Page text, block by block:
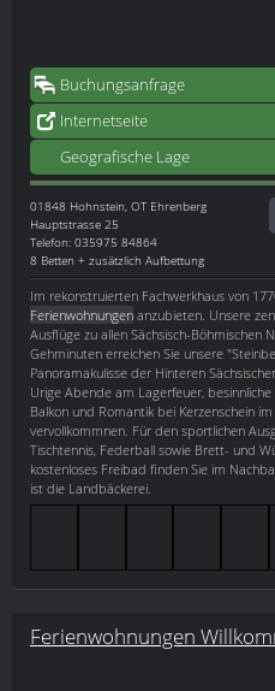
Buchungsanfrage
Internetseite
Geografische Lage
01848 Hohnstein, OT Ehrenberg
Hauptstrasse 25
Telefon: 035975 84864
8 Betten + zusätzlich Aufbettung
Im rekonstruierten Fachwerkhaus von
Ferienwohnungen anzubieten. Unsere
Ausflüge zu allen Sächsisch-Böhmischen
Gehminuten erreichen Sie unsere
Panoramakulisse der Hinteren
Urige Abende am Lagerfeuer,
Balkon und Romantik bei Kerzenschein
vervollkommnen. Für den sportlichen
Tischtennis, Federball sowie Brett- und
kostenloses Freibad finden Sie im
ist die Landbäckerei.
Ferienwohnungen